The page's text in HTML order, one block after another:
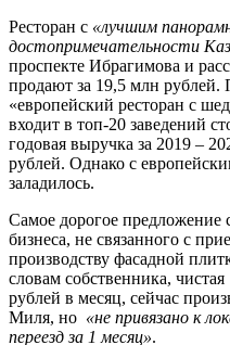
Ресторан с «лучшим
достопримечательности
проспекте Ибрагимова и
продают за 19,5 млн
«европейский ресторан с
входит в топ-20 заведений
годовая выручка за 2019 –
рублей. Однако с
заладилось.
Самое дорогое предложение
бизнеса, не связанного с
производству фасадной
словам собственника,
рублей в месяц, сейчас
Миля, но «не привязано к
переезд за 1 месяц».